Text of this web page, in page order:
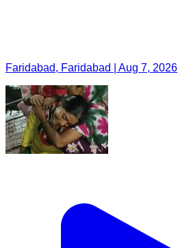
Faridabad, Faridabad | Aug 7, 2026